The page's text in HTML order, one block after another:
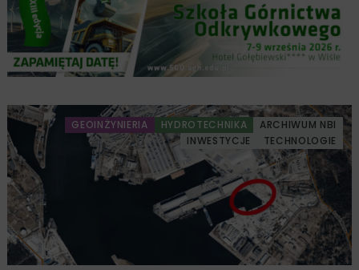
GEOINŻYNIERIA HYDROTECHNIKA
ARCHIWUM NBI
INWESTYCJE
TECHNOLOGIE